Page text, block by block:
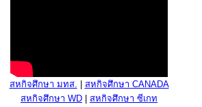
สหกิจศึกษา มทส.
สหกิจศึกษา CANADA
สหกิจศึกษา WD
สหกิจศึกษา ซีเกท